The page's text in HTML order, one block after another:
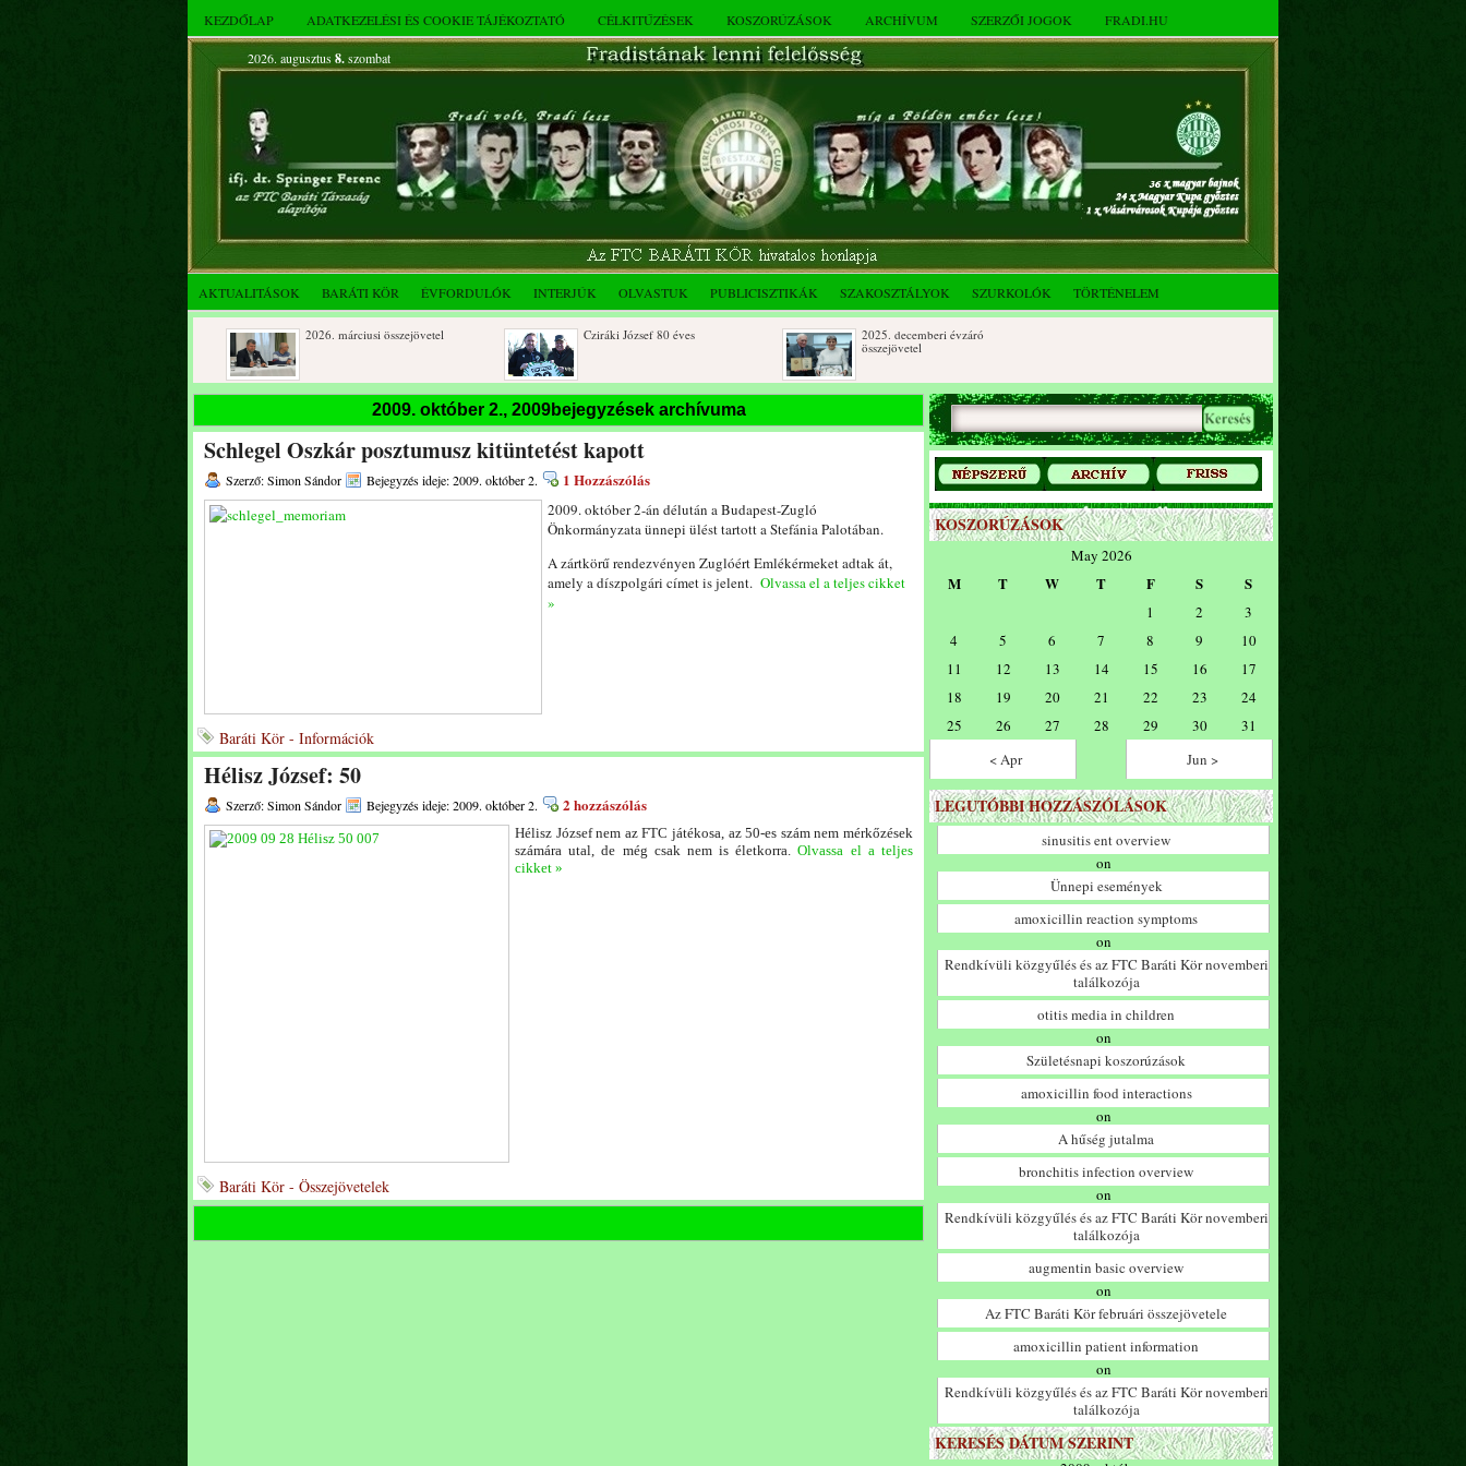
KEZDŐLAP ADATKEZELÉSI ÉS COOKIE TÁJÉKOZTATÓ CÉLKITŰZÉSEK KOSZORÚZÁSOK ARCHÍVUM SZERZŐI JOGOK FRADI.HU
2026. augusztus 8.szombat
AKTUALITÁSOK BARÁTI KÖR ÉVFORDULÓK INTERJÚK OLVASTUK PUBLICISZTIKÁK SZAKOSZTÁLYOK SZURKOLÓK TÖRTÉNELEM
2026. márciusi összejövetel Cziráki József 80 éves
2025. decemberi évzáró
összejövetel
Dálnoki József 90 éves
Albert Flórián sírjának
megkoszorúzása
Az FTC Baráti Kör 2025. októberi
2009. október 2., 2009bejegyzések archívuma
Schlegel Oszkár posztumusz kitüntetést kapott
Szerző: Simon Sándor Bejegyzés ideje: 2009. október 2. 1 Hozzászólás
2009. október 2-án délután a Budapest-Zugló
Önkormányzata ünnepi ülést tartott a Stefánia Palotában.
A zártkörű rendezvényen Zuglóért Emlékérmeket adtak át,
amely a díszpolgári címet is jelent. Olvassa el a teljes cikket
»
Baráti Kör - Információk
Hélisz József: 50
Szerző: Simon Sándor Bejegyzés ideje: 2009. október 2. 2 hozzászólás
Hélisz József nem az FTC játékosa, az 50-es szám nem mérkőzések
számára utal, de még csak nem is életkorra.Olvassa el a teljes
cikket »
Baráti Kör - Összejövetelek
KOSZORÚZÁSOK
May 2026
M T W T F S S
1 2
3
4
5 6 7 8 9
10
11
12 13 14 15 16
17
18
19 20 21 22 23
24
25
26 27 28 29 30
31
< Apr
Jun >
LEGUTÓBBI HOZZÁSZÓLÁSOK
sinusitis ent overview
on
Ünnepi események
amoxicillin reaction symptoms
on
Rendkívüli közgyűlés és az FTC Baráti Kör novemberi
találkozója
otitis media in children
on
Születésnapi koszorúzások
amoxicillin food interactions
on
A hűség jutalma
bronchitis infection overview
on
Rendkívüli közgyűlés és az FTC Baráti Kör novemberi
találkozója
augmentin basic overview
on
Az FTC Baráti Kör februári összejövetele
amoxicillin patient information
on
Rendkívüli közgyűlés és az FTC Baráti Kör novemberi
találkozója
KERESÉS DÁTUM SZERINT